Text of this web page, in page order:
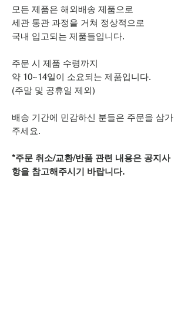
모든 제품은 해외배송 제품으로
세관 통관 과정을 거쳐 정상적으로
국내 입고되는 제품들입니다.
주문 시 제품 수령까지
약 10~14일이 소요되는 제품입니다.
(주말 및 공휴일 제외)
배송 기간에 민감하신 분들은 주문을 삼가
주세요.
*주문 취소/교환/반품 관련 내용은 공지사
항을 참고해주시기 바랍니다.